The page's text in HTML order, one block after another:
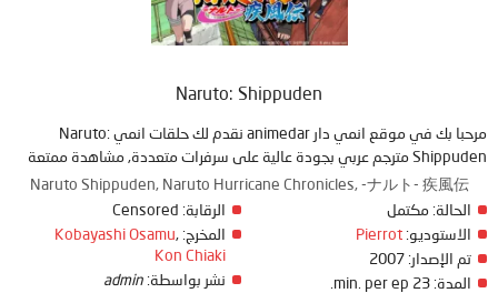
Naruto: Shippuden
مرحبا بك في موقع انمي دار animedar نقدم لك حلقات انمي Naruto:
Shippuden مترجم عربي بجودة عالية على سرفرات متعددة, مشاهدة ممتعة
Naruto Shippuden, Naruto Hurricane Chronicles, -ナルト- 疾風伝
الحالة: مكتمل
الاستوديو: Pierrot
تم الإصدار:
المدة:
الرقابة:
المخرج:
Kobayashi Osamu,
Kon Chiaki
نشر بواسطة: admin